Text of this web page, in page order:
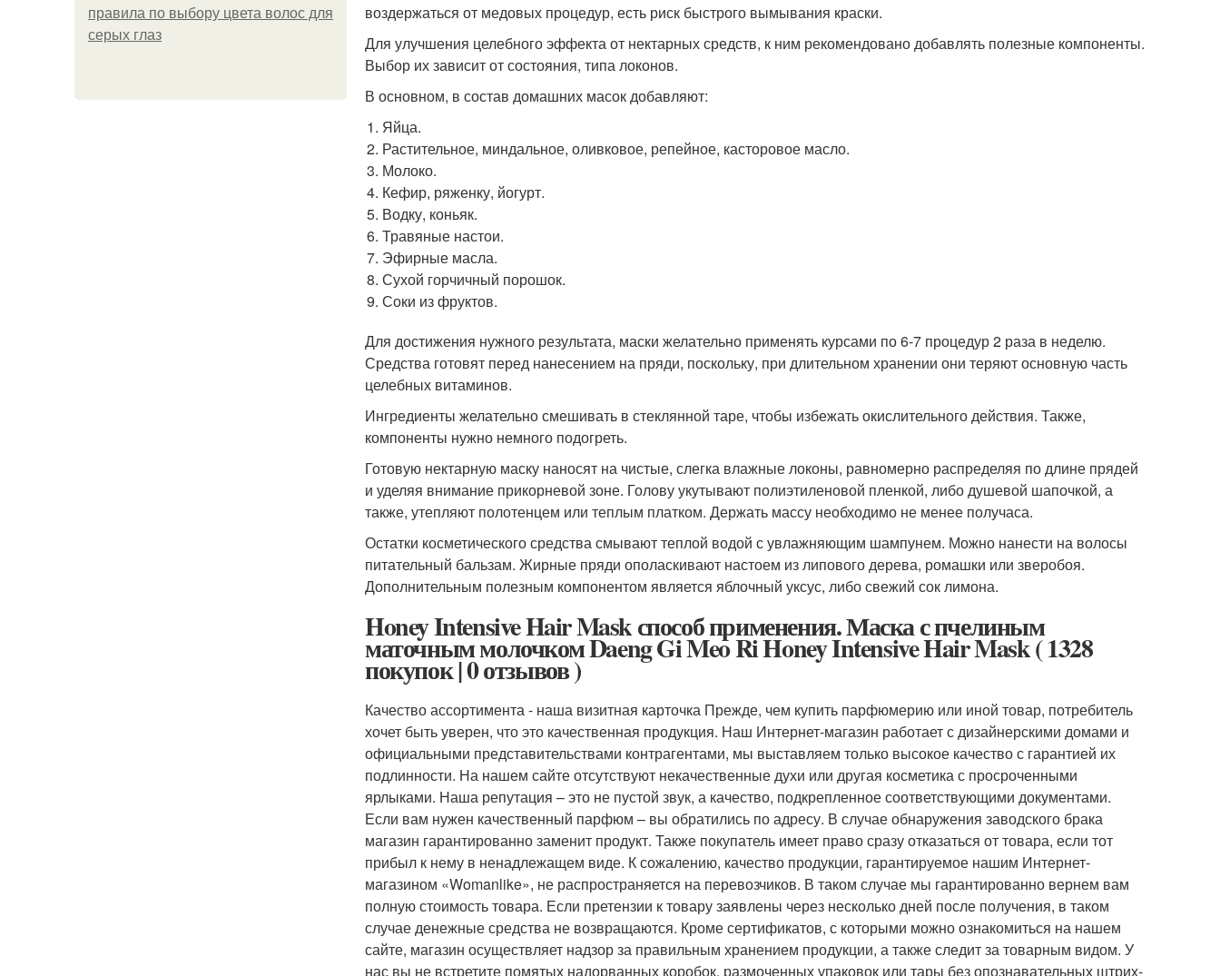
правила по выбору цвета волос для
серых глаз
воздержаться от медовых процедур, есть риск быстрого вымывания краски.
Для улучшения целебного эффекта от нектарных средств, к ним рекомендовано добавлять полезные компоненты.
Выбор их зависит от состояния, типа локонов.
В основном, в состав домашних масок добавляют:
Яйца.
Растительное, миндальное, оливковое, репейное, касторовое масло.
Молоко.
Кефир, ряженку, йогурт.
Водку, коньяк.
Травяные настои.
Эфирные масла.
Сухой горчичный порошок.
Соки из фруктов.
Для достижения нужного результата, маски желательно применять курсами по 6-7 процедур 2 раза в неделю.
Средства готовят перед нанесением на пряди, поскольку, при длительном хранении они теряют основную часть
целебных витаминов.
Ингредиенты желательно смешивать в стеклянной таре, чтобы избежать окислительного действия. Также,
компоненты нужно немного подогреть.
Готовую нектарную маску наносят на чистые, слегка влажные локоны, равномерно распределяя по длине прядей
и уделяя внимание прикорневой зоне. Голову укутывают полиэтиленовой пленкой, либо душевой шапочкой, а
также, утепляют полотенцем или теплым платком. Держать массу необходимо не менее получаса.
Остатки косметического средства смывают теплой водой с увлажняющим шампунем. Можно нанести на волосы
питательный бальзам. Жирные пряди ополаскивают настоем из липового дерева, ромашки или зверобоя.
Дополнительным полезным компонентом является яблочный уксус, либо свежий сок лимона.
Honey Intensive Hair Mask способ применения. Маска с пчелиным
маточным молочком Daeng Gi Meo Ri Honey Intensive Hair Mask ( 1328
покупок | 0 отзывов )
Качество ассортимента - наша визитная карточка Прежде, чем купить парфюмерию или иной товар, потребитель
хочет быть уверен, что это качественная продукция. Наш Интернет-магазин работает с дизайнерскими домами и
официальными представительствами контрагентами, мы выставляем только высокое качество с гарантией их
подлинности. На нашем сайте отсутствуют некачественные духи или другая косметика с просроченными
ярлыками. Наша репутация – это не пустой звук, а качество, подкрепленное соответствующими документами.
Если вам нужен качественный парфюм – вы обратились по адресу. В случае обнаружения заводского брака
магазин гарантированно заменит продукт. Также покупатель имеет право сразу отказаться от товара, если тот
прибыл к нему в ненадлежащем виде. К сожалению, качество продукции, гарантируемое нашим Интернет-
магазином «Womanlike», не распространяется на перевозчиков. В таком случае мы гарантированно вернем вам
полную стоимость товара. Если претензии к товару заявлены через несколько дней после получения, в таком
случае денежные средства не возвращаются. Кроме сертификатов, с которыми можно ознакомиться на нашем
сайте, магазин осуществляет надзор за правильным хранением продукции, а также следит за товарным видом. У
нас вы не встретите помятых надорванных коробок, размоченных упаковок или тары без опознавательных штрих-